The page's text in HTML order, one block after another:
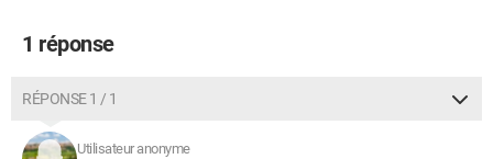
1 réponse
RÉPONSE 1 / 1
Utilisateur anonyme